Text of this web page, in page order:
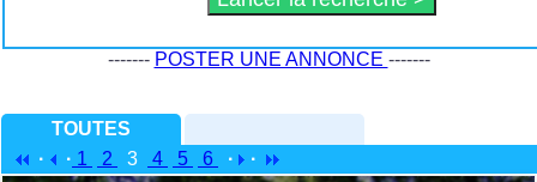
------- POSTER UNE ANNONCE -------
TOUTES
·
· 1 2 3 4 5 6 · ·